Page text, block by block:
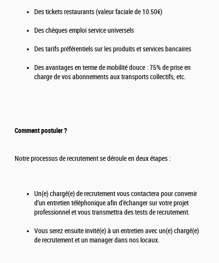
Des tickets restaurants (valeur faciale de 10.50€)
Des chèques emploi service universels
Des tarifs préférentiels sur les produits et services bancaires
Des avantages en terme de mobilité douce : 75% de prise en
charge de vos abonnements aux transports collectifs, etc.
Comment postuler ?
Notre processus de recrutement se déroule en deux étapes :
Un(e) chargé(e) de recrutement vous contactera pour convenir
d’un entretien téléphonique afin d’échanger sur votre projet
professionnel et vous transmettra des tests de recrutement.
Vous serez ensuite invité(e) à un entretien avec un(e) chargé(e)
de recrutement et un manager dans nos locaux.